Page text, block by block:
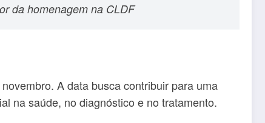
da homenagem na CLDF
A data busca contribuir para uma
na saúde, no diagnóstico e no tratamento.